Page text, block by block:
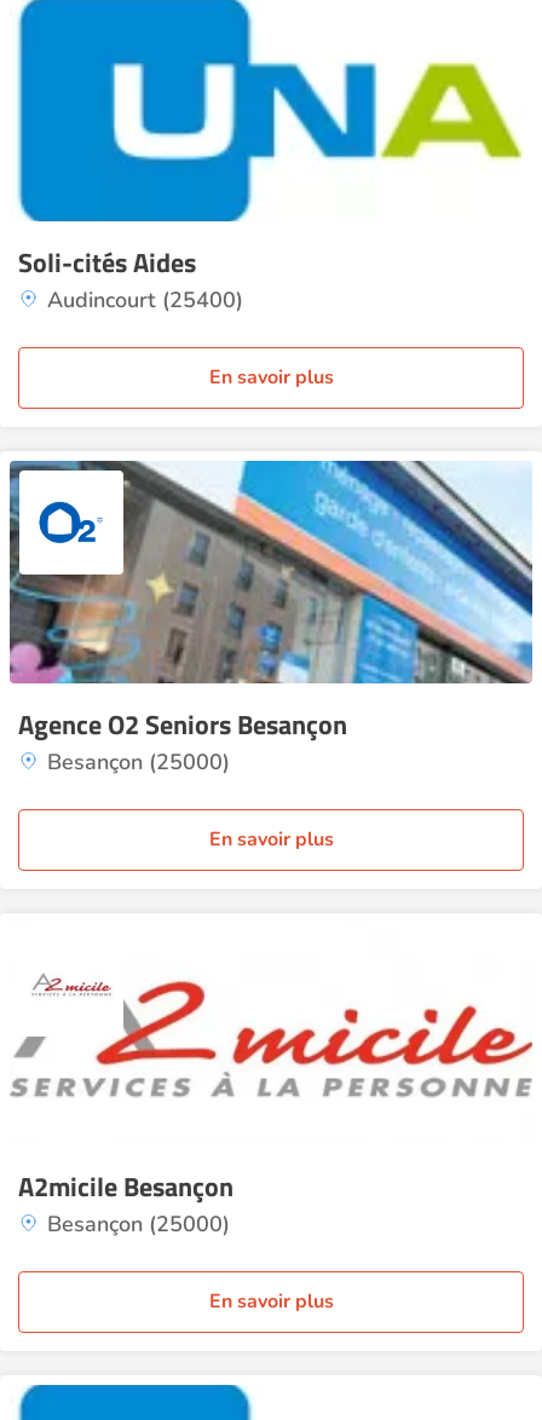
Soli-cités Aides
Audincourt (25400)
En savoir plus
Agence O2 Seniors Besançon
Besançon (25000)
En savoir plus
A2micile Besançon
Besançon (25000)
En savoir plus